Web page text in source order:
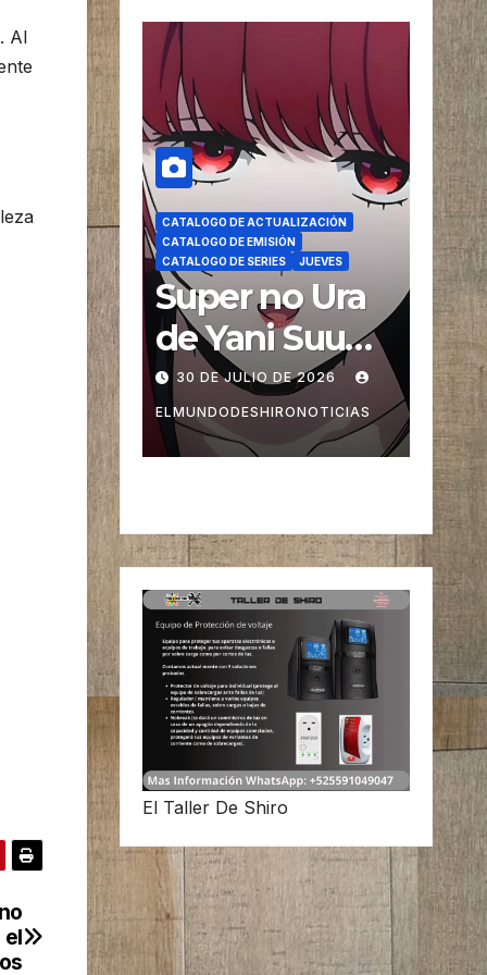
Al
CATALOGO DE ACTUALIZACIÓN
CATALOGO DE EMISIÓN
CATALOGO DE SERIES
JUEVES
Super no Ura
de Yani Suu
Futari Doblaje
30 DE JULIO DE 2026
ELMUNDODESHIRONOTICIAS
El Taller De Shiro